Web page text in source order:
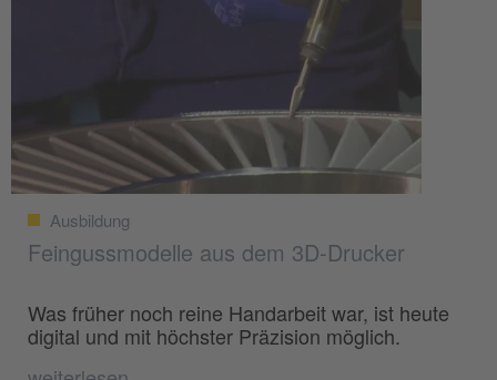
Ausbildung
Feingussmodelle aus dem 3D-Drucker
Was früher noch reine Handarbeit war, ist heute
digital und mit höchster Präzision möglich.